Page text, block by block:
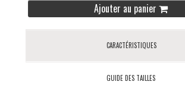
Ajouter au panier
CARACTÉRISTIQUES
GUIDE DES TAILLES